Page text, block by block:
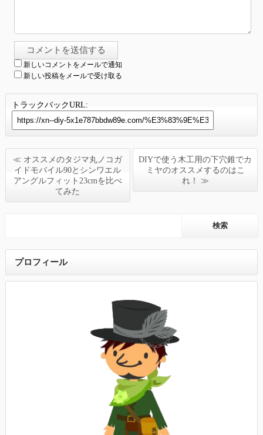
新しいコメントをメールで通知
新しい投稿をメールで受け取る
トラックバックURL:
≪ オススメのタジマ丸ノコガ
イドモバイル90とシンワエル
アングルフィット23cmを比べ
てみた
DIYで使う木工用の下穴錐でカ
ミヤのオススメするのはこ
れ！ ≫
プロフィール